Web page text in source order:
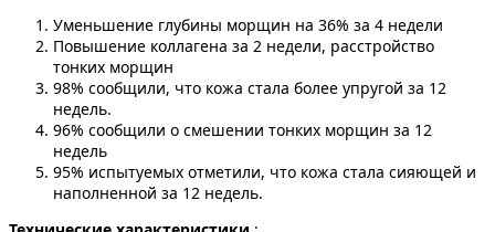
Уменьшение глубины морщин на 36% за 4 недели
Повышение коллагена за 2 недели, расстройство
тонких морщин
98% сообщили, что кожа стала более упругой за 12
недель.
96% сообщили о смешении тонких морщин за 12
недель
95% испытуемых отметили, что кожа стала сияющей и
наполненной за 12 недель.